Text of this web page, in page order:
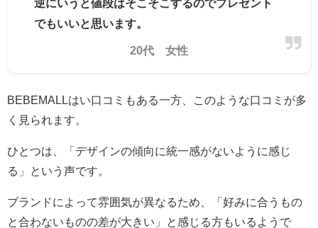
逆にいうと値段はそこそこするのでプレゼント
でもいいと思います。
20代 女性
BEBEMALLはい口コミもある一方、このような口コミが多
く見られます。
ひとつは、「デザインの傾向に統一感がないように感じ
る」という声です。
ブランドによって雰囲気が異なるため、「好みに合うもの
と合わないものの差が大きい」と感じる方もいるようで